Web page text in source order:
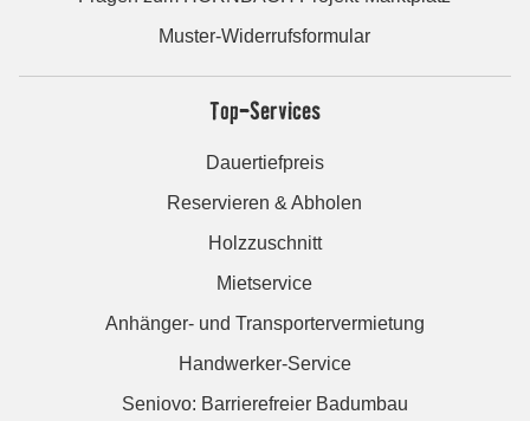
Muster-Widerrufsformular
Top-Services
Dauertiefpreis
Reservieren & Abholen
Holzzuschnitt
Mietservice
Anhänger- und Transportervermietung
Handwerker-Service
Seniovo: Barrierefreier Badumbau